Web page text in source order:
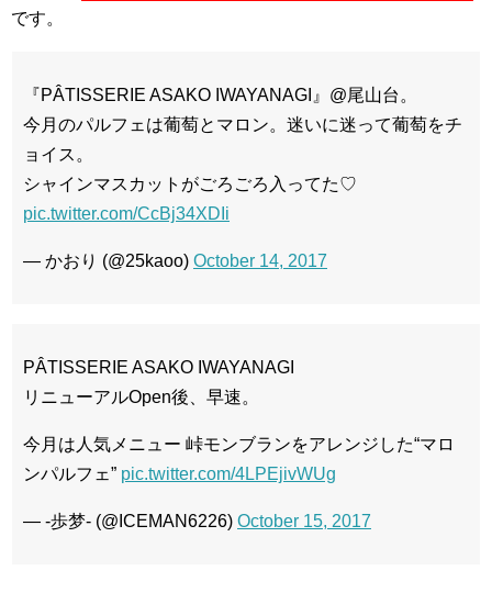
です。
『PÂTISSERIE ASAKO IWAYANAGI』@尾山台。
今月のパルフェは葡萄とマロン。迷いに迷って葡萄をチ
ョイス。
シャインマスカットがごろごろ入ってた♡
pic.twitter.com/CcBj34XDIi
— かおり (@25kaoo) October 14, 2017
PÂTISSERIE ASAKO IWAYANAGI
リニューアルOpen後、早速。
今月は人気メニュー 峠モンブランをアレンジした“マロ
ンパルフェ” pic.twitter.com/4LPEjivWUg
— -歩梦- (@ICEMAN6226) October 15, 2017